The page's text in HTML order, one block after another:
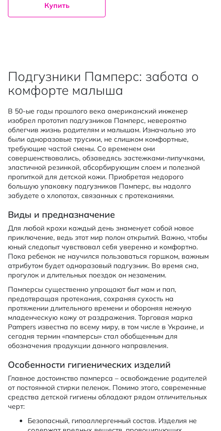
Купить
Подгузники Памперс: забота о
комфорте малыша
В 50-ые годы прошлого века американский инженер
изобрел прототип подгузников Памперс, невероятно
облегчив жизнь родителям и малышам. Изначально это
были одноразовые трусики, не слишком комфортные,
требующие частой смены. Со временем они
совершенствовались, обзаведясь застежками-липучками,
эластичной резинкой, абсорбирующим слоем и полезной
пропиткой для детской кожи. Приобретая недорого
большую упаковку подгузников Памперс, вы надолго
забудете о хлопотах, связанных с протеканиями.
Виды и предназначение
Для любой крохи каждый день знаменует собой новое
приключение, ведь этот мир полон открытий. Важно, чтобы
юный следопыт чувствовал себя уверенно и комфортно.
Пока ребенок не научился пользоваться горшком, важным
атрибутом будет одноразовый подгузник. Во время сна,
прогулок и длительных поездок он незаменим.
Памперсы существенно упрощают быт мам и пап,
предотвращая протекания, сохраняя сухость на
протяжении длительного времени и обороняя нежную
младенческую кожу от раздражения. Торговая марка
Pampers известна по всему миру, в том числе в Украине, и
сегодня термин «памперсы» стал обобщенным для
обозначения продукции данного направления.
Особенности гигиенических изделий
Главное достоинство памперса – освобождение родителей
от постоянной стирки пеленок. Помимо этого, современные
средства детской гигиены обладают рядом отличительных
черт:
Безопасный, гипоаллергенный состав. Изделия не